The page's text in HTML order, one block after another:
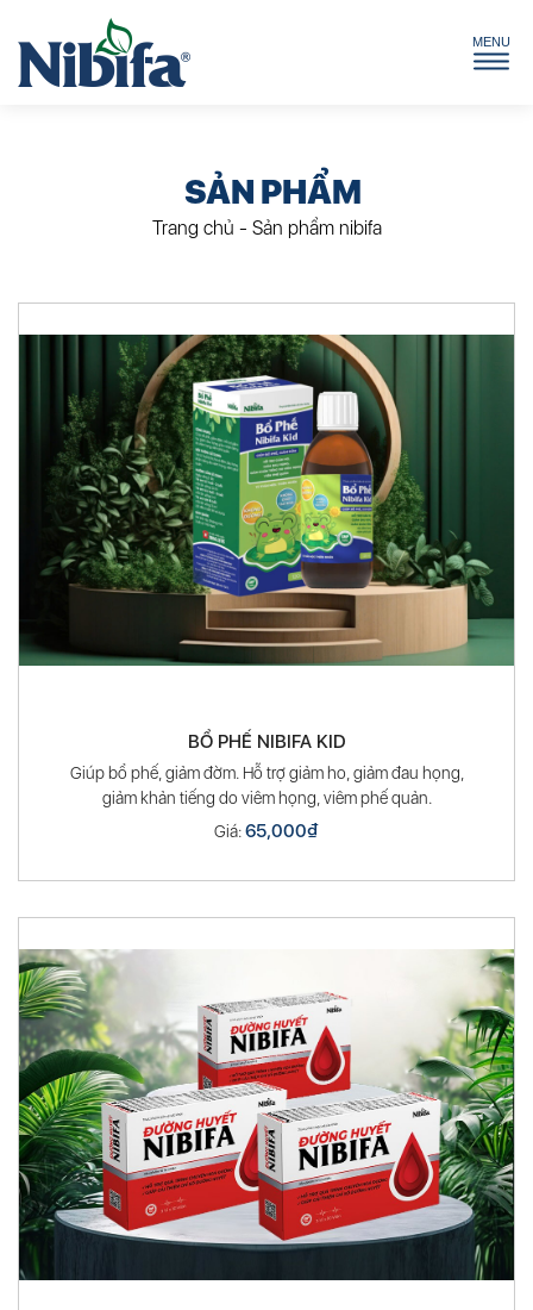
SẢN PHẨM
Trang chủ - Sản phẩm nibifa
BỔ PHẾ NIBIFA KID
Giúp bổ phế, giảm đờm. Hỗ trợ giảm ho, giảm đau họng,
giảm khản tiếng do viêm họng, viêm phế quản.
Giá:65,000₫